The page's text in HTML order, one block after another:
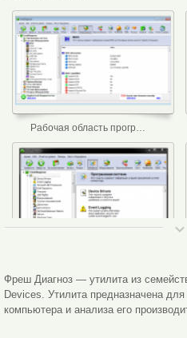
Рабочая область программы
Фреш Диагноз — утилита из
Devices. Утилита предназначена
компьютера и анализа его